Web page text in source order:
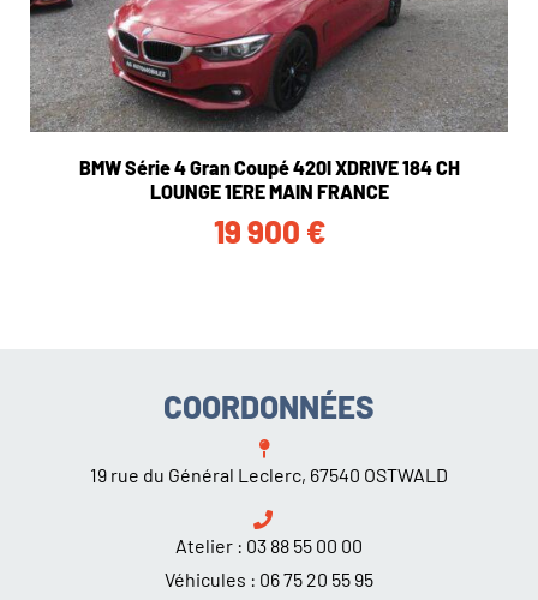
BMW Série 4 Gran Coupé 420I XDRIVE 184 CH
LOUNGE 1ERE MAIN FRANCE
19 900 €
COORDONNÉES
19 rue du Général Leclerc, 67540 OSTWALD
Atelier : 03 88 55 00 00
Véhicules : 06 75 20 55 95